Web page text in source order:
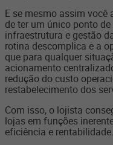
E se mesmo assim
de ter um único ponto
infraestrutura e gestão
rotina descomplica e a
que para qualquer
acionamento
redução do custo
restabelecimento dos
Com isso, o lojista
lojas em funções
eficiência e rentabilidade.